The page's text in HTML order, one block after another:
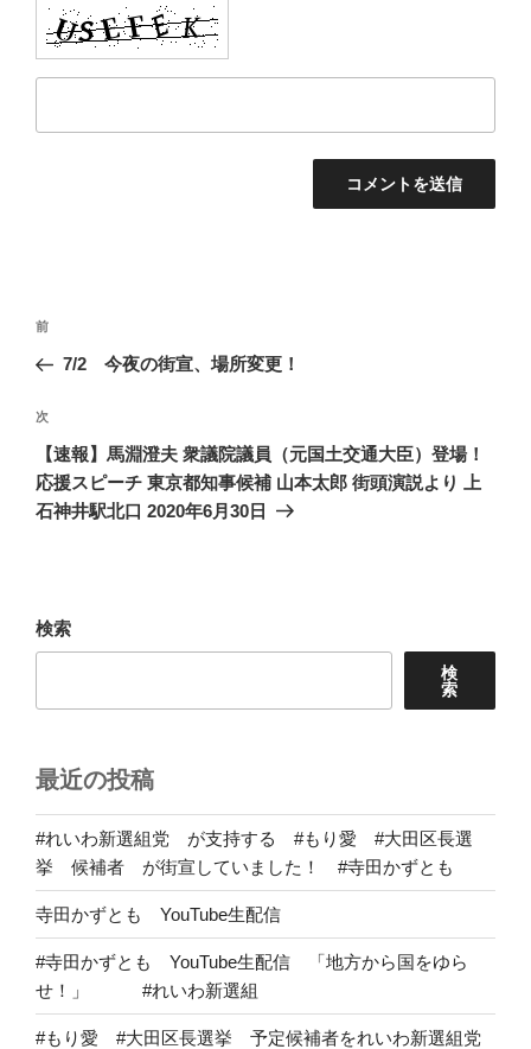
投
ナ
ビ
ゲ
ー
シ
前
の
稿
前
7/2 今夜の街宣、場所変更！
次
の
投
稿
次
【速報】馬淵澄夫 衆議院議員（元国土交通大臣）登場！
応援スピーチ 東京都知事候補 山本太郎 街頭演説より 上
石神井駅北口 2020年6月30日
検索
検
索
最近の投稿
#れいわ新選組党 が支持する #もり愛 #大田区長選
挙 候補者 が街宣していました！ #寺田かずとも
寺田かずとも YouTube生配信
#寺田かずとも YouTube生配信 「地方から国をゆら
せ！」 #れいわ新選組
#もり愛 #大田区長選挙 予定候補者をれいわ新選組党